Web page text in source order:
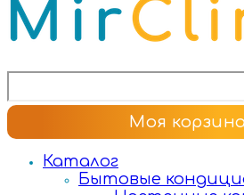
Моя
Каталог
Бытовые